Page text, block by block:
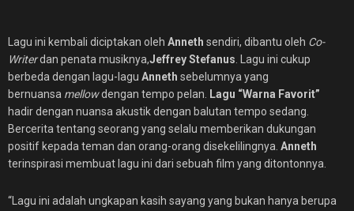
Lagu ini kembali diciptakan oleh Anneth sendiri, dibantu oleh Co-
Writerdan penata musiknya,Jeffrey Stefanus . Lagu ini cukup
berbeda dengan lagu-lagu Anneth sebelumnya yang
bernuansa mellowdengan tempo pelan.
Lagu “Warna Favorit”
hadir dengan nuansa akustik dengan balutan tempo sedang.
Bercerita tentang seorang yang selalu memberikan dukungan
positif kepada teman dan orang-orang disekelilingnya. Anneth
terinspirasi membuat lagu ini dari sebuah film yang ditontonnya.
“Lagu ini adalah ungkapan kasih sayang yang bukan hanya berupa